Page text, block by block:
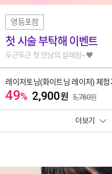
영등포점
첫 시술 부탁해 이벤트
두근두근 첫 만남의 설레임~♥
레이저토닝(화이트닝 레이저) 체험
49% 2,900원 5,780원
보기